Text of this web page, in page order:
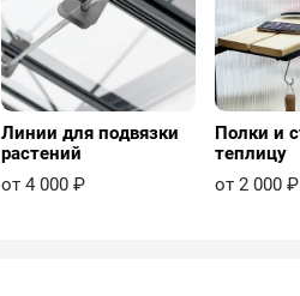
Линии для подвязки
растений
от 4 000 ₽
Полки и
теплицу
от 2 000 ₽